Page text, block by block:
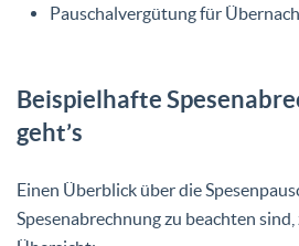
Pauschalvergütung für
Beispielhafte
geht’s
Einen Überblick über die
Spesenabrechnung zu beachten